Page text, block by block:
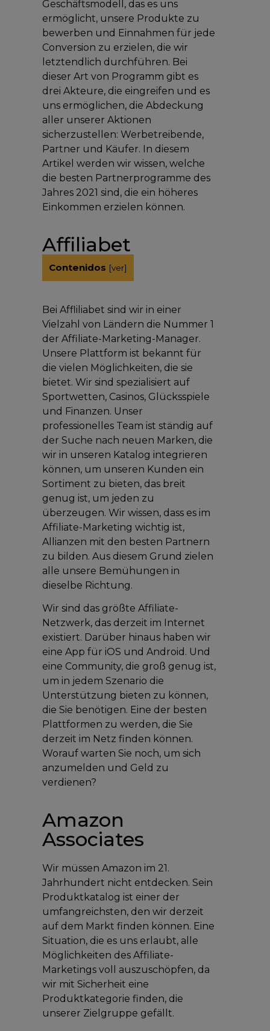
Geschäftsmodell, das es uns
ermöglicht, unsere Produkte zu
bewerben und Einnahmen für jede
Conversion zu erzielen, die wir
letztendlich durchführen. Bei
dieser Art von Programm gibt es
drei Akteure, die eingreifen und es
uns ermöglichen, die Abdeckung
aller unserer Aktionen
sicherzustellen: Werbetreibende,
Partner und Käufer. In diesem
Artikel werden wir wissen, welche
die besten Partnerprogramme des
Jahres 2021 sind, die ein höheres
Einkommen erzielen können.
Affiliabet
Contenidos [ver]
Bei Affliliabet sind wir in einer
Vielzahl von Ländern die Nummer 1
der Affiliate-Marketing-Manager.
Unsere Plattform ist bekannt für
die vielen Möglichkeiten, die sie
bietet. Wir sind spezialisiert auf
Sportwetten, Casinos, Glücksspiele
und Finanzen. Unser
professionelles Team ist ständig auf
der Suche nach neuen Marken, die
wir in unseren Katalog integrieren
können, um unseren Kunden ein
Sortiment zu bieten, das breit
genug ist, um jeden zu
überzeugen. Wir wissen, dass es im
Affiliate-Marketing wichtig ist,
Allianzen mit den besten Partnern
zu bilden. Aus diesem Grund zielen
alle unsere Bemühungen in
dieselbe Richtung.
Wir sind das größte Affiliate-
Netzwerk, das derzeit im Internet
existiert. Darüber hinaus haben wir
eine App für iOS und Android. Und
eine Community, die groß genug ist,
um in jedem Szenario die
Unterstützung bieten zu können,
die Sie benötigen. Eine der besten
Plattformen zu werden, die Sie
derzeit im Netz finden können.
Worauf warten Sie noch, um sich
anzumelden und Geld zu
verdienen?
Amazon
Associates
Wir müssen Amazon im 21.
Jahrhundert nicht entdecken. Sein
Produktkatalog ist einer der
umfangreichsten, den wir derzeit
auf dem Markt finden können. Eine
Situation, die es uns erlaubt, alle
Möglichkeiten des Affiliate-
Marketings voll auszuschöpfen, da
wir mit Sicherheit eine
Produktkategorie finden, die
unserer Zielgruppe gefällt.